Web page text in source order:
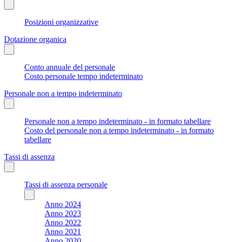
Posizioni organizzative
Dotazione organica
Conto annuale del personale
Costo personale tempo indeterminato
Personale non a tempo indeterminato
Personale non a tempo indeterminato - in formato tabellare
Costo del personale non a tempo indeterminato - in formato
tabellare
Tassi di assenza
Tassi di assenza personale
Anno 2024
Anno 2023
Anno 2022
Anno 2021